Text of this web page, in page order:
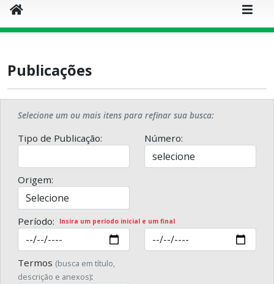
Publicações
Selecione um ou mais itens para refinar sua busca:
Tipo de Publicação: Número:
Origem:
Período: Insira um período inicial e um final
Termos (busca em título,
descrição e anexos):